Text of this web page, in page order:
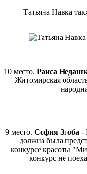
Татьяна Навка
10 место. Раиса
Житомирская
9 место. София Згоба -
должна была
конкурсе красоты
конкурс не